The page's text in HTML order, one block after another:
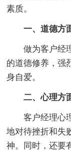
素质。
一、道德方
做为客户经理
的道德修养，强
身自爱。
二、心理方
客户经理心理
地对待挫折和失
神。同时，还要